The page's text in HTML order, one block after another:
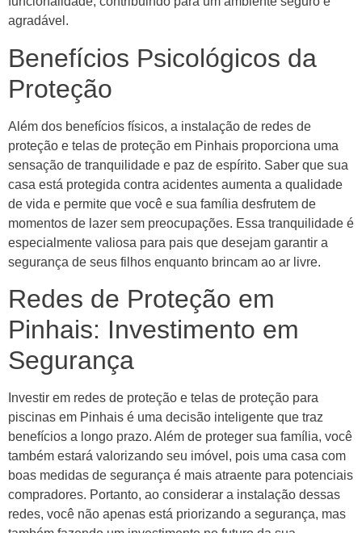
agradável.
Benefícios Psicológicos da
Proteção
Além dos benefícios físicos, a instalação de redes de
proteção e telas de proteção em Pinhais proporciona uma
sensação de tranquilidade e paz de espírito. Saber que sua
casa está protegida contra acidentes aumenta a qualidade
de vida e permite que você e sua família desfrutem de
momentos de lazer sem preocupações. Essa tranquilidade é
especialmente valiosa para pais que desejam garantir a
segurança de seus filhos enquanto brincam ao ar livre.
Redes de Proteção em
Pinhais: Investimento em
Segurança
Investir em redes de proteção e telas de proteção para
piscinas em Pinhais é uma decisão inteligente que traz
benefícios a longo prazo. Além de proteger sua família, você
também estará valorizando seu imóvel, pois uma casa com
boas medidas de segurança é mais atraente para potenciais
compradores. Portanto, ao considerar a instalação dessas
redes, você não apenas está priorizando a segurança, mas